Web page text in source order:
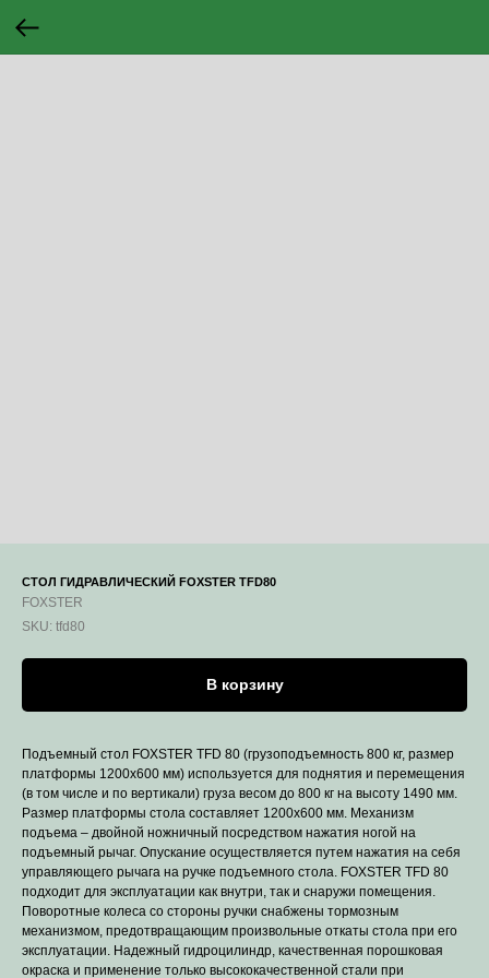
СТОЛ ГИДРАВЛИЧЕСКИЙ FOXSTER TFD80
FOXSTER
SKU: tfd80
В корзину
Подъемный стол FOXSTER TFD 80 (грузоподъемность 800 кг, размер
платформы 1200х600 мм) используется для поднятия и перемещения
(в том числе и по вертикали) груза весом до 800 кг на высоту 1490 мм.
Размер платформы стола составляет 1200x600 мм. Механизм
подъема – двойной ножничный посредством нажатия ногой на
подъемный рычаг. Опускание осуществляется путем нажатия на себя
управляющего рычага на ручке подъемного стола. FOXSTER TFD 80
подходит для эксплуатации как внутри, так и снаружи помещения.
Поворотные колеса со стороны ручки снабжены тормозным
механизмом, предотвращающим произвольные откаты стола при его
эксплуатации. Надежный гидроцилиндр, качественная порошковая
окраска и применение только высококачественной стали при